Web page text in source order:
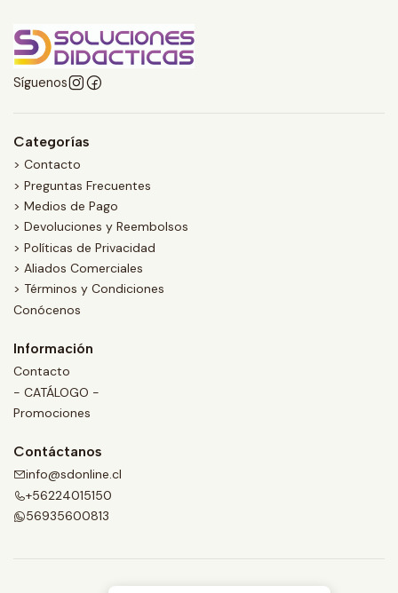
Síguenos
Categorías
> Contacto
> Preguntas Frecuentes
> Medios de Pago
> Devoluciones y Reembolsos
> Políticas de Privacidad
> Aliados Comerciales
> Términos y Condiciones
Conócenos
Información
Contacto
- CATÁLOGO -
Promociones
Contáctanos
info@sdonline.cl
+56224015150
56935600813